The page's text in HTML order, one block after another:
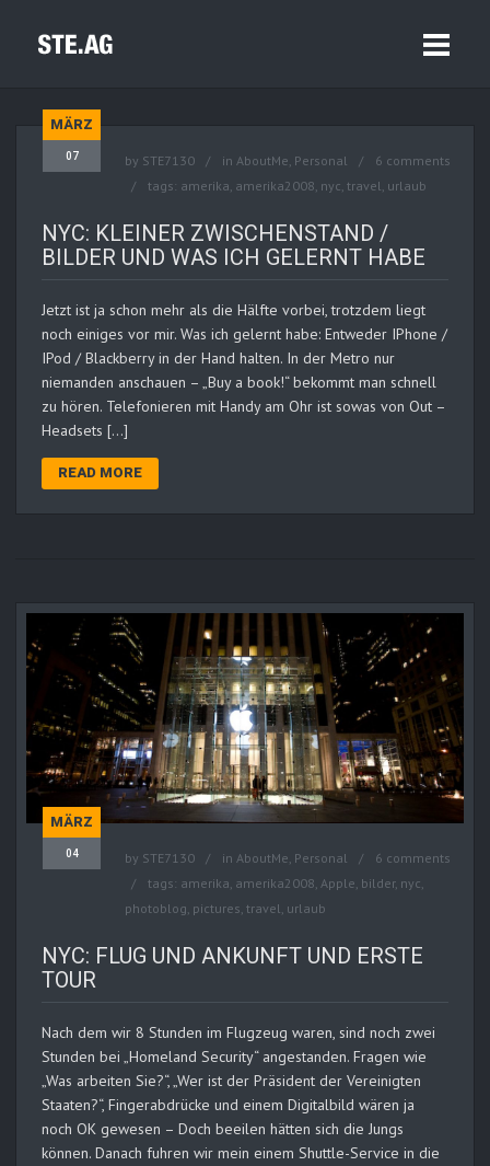
MÄRZ
07 by STE7130 in AboutMe, Personal
6 comments
tags: amerika, amerika2008, nyc, travel, urlaub
NYC: KLEINER ZWISCHENSTAND /
BILDER UND WAS ICH GELERNT HABE
Jetzt ist ja schon mehr als die Hälfte vorbei, trotzdem liegt
noch einiges vor mir. Was ich gelernt habe: Entweder IPhone /
IPod / Blackberry in der Hand halten. In der Metro nur
niemanden anschauen – „Buy a book!“ bekommt man schnell
zu hören. Telefonieren mit Handy am Ohr ist sowas von Out –
Headsets […]
READ MORE
MÄRZ
04 by STE7130 in AboutMe, Personal
6 comments
tags: amerika, amerika2008, Apple, bilder, nyc,
photoblog, pictures, travel, urlaub
NYC: FLUG UND ANKUNFT UND ERSTE
TOUR
Nach dem wir 8 Stunden im Flugzeug waren, sind noch zwei
Stunden bei „Homeland Security“ angestanden. Fragen wie
„Was arbeiten Sie?“, „Wer ist der Präsident der Vereinigten
Staaten?“, Fingerabdrücke und einem Digitalbild wären ja
noch OK gewesen – Doch beeilen hätten sich die Jungs
können. Danach fuhren wir mein einem Shuttle-Service in die